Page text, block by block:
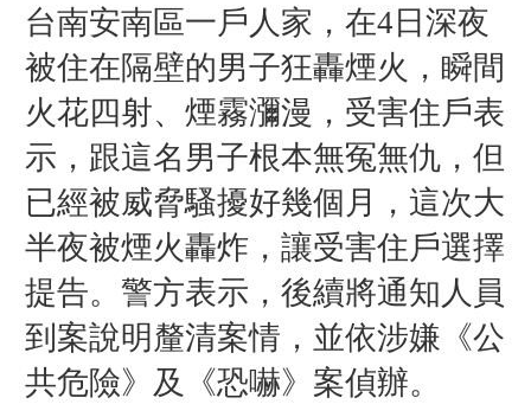
台南安南區一戶人家，在4日深夜
被住在隔壁的男子狂轟煙火，瞬間
火花四射、煙霧瀰漫，受害住戶表
示，跟這名男子根本無冤無仇，但
已經被威脅騷擾好幾個月，這次大
半夜被煙火轟炸，讓受害住戶選擇
提告。警方表示，後續將通知人員
到案說明釐清案情，並依涉嫌《公
共危險》及《恐嚇》案偵辦。